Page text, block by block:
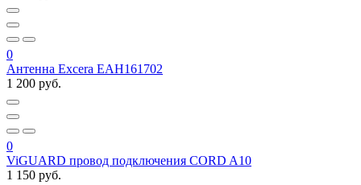
0
Антенна Excera EAH161702
1 200 руб.
0
ViGUARD провод подключения CORD A10
1 150 руб.